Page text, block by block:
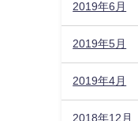
2019年6月
2019年5月
2019年4月
2018年12月